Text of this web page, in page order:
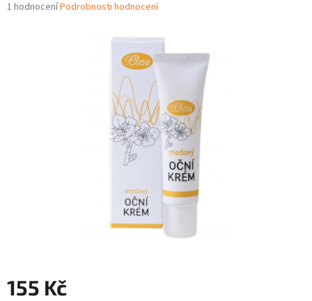
Průměrné
1 hodnoceníPodrobnosti hodnocení
155 Kč